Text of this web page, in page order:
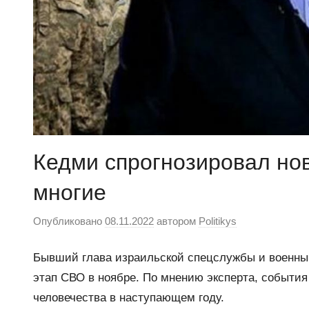
Кедми спрогнозировал
многие
Опубликовано 08.11.2022 автором Politikys
Бывший глава израильской спецслужбы и
этап СВО в ноябре. По мнению эксперта,
человечества в наступающем году.